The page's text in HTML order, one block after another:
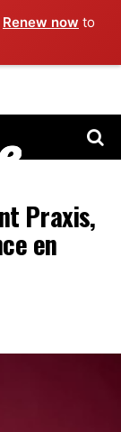
Renew now to
Praxis,
en